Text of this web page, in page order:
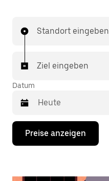
Standort eingeben
Ziel eingeben
Datum
Drücke
Nach-
Preise anzeigen